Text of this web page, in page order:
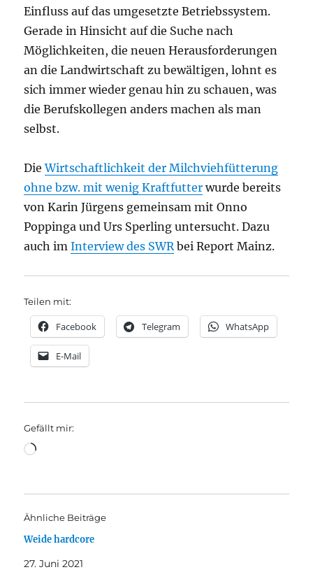
Einfluss auf das umgesetzte Betriebssystem.
Gerade in Hinsicht auf die Suche nach
Möglichkeiten, die neuen Herausforderungen
an die Landwirtschaft zu bewältigen, lohnt es
sich immer wieder genau hin zu schauen, was
die Berufskollegen anders machen als man
selbst.
DieWirtschaftlichkeit der Milchviehfütterung
ohne bzw. mit wenig Kraftfutter wurde bereits
von Karin Jürgens gemeinsam mit Onno
Poppinga und Urs Sperling untersucht. Dazu
auch imInterview des SWRbei Report Mainz.
Teilen mit:
Facebook Telegram WhatsApp
E-Mail
Gefällt mir:
Wird
Ähnliche Beiträge
Weide hardcore
27. Juni 2021